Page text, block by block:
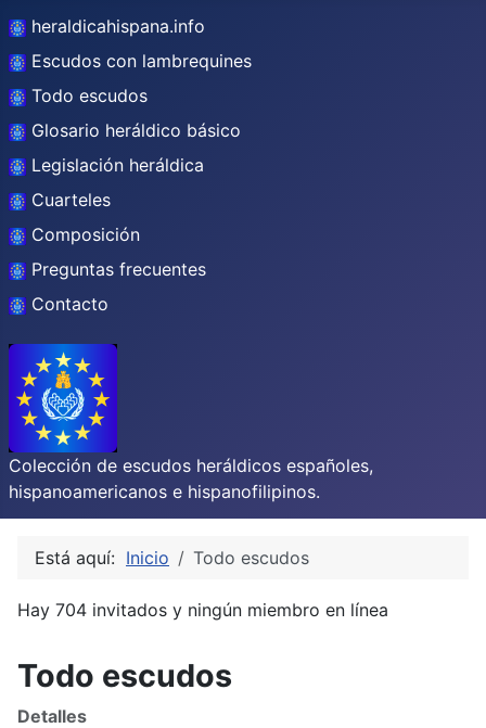
heraldicahispana.info
Escudos con lambrequines
Todo escudos
Glosario heráldico básico
Legislación heráldica
Cuarteles
Composición
Preguntas frecuentes
Contacto
Colección de escudos heráldicos españoles,
hispanoamericanos e hispanofilipinos.
Está aquí: Inicio Todo escudos
Hay 704 invitados y ningún miembro en línea
Todo escudos
Detalles